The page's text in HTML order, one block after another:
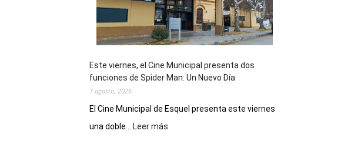
destino
de
reuniones
y
deportivos
Este viernes, el Cine Municipal presenta dos
funciones de Spider Man: Un Nuevo Día
7 agosto, 2026
El Cine Municipal de Esquel presenta este viernes
una doble...
Leer más